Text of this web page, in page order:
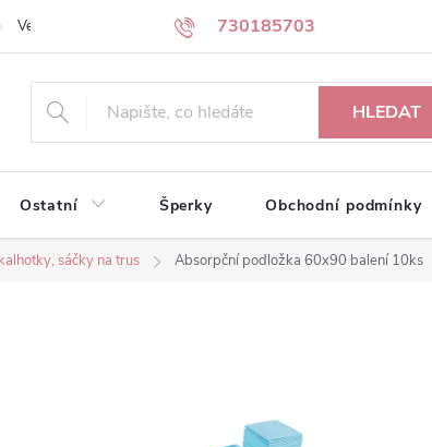
730185703
Velkoobchodní partneři Kontakty
HLEDAT
Ostatní Šperky Obchodní podmínky
sáčky na trus Absorpční podložka 60x90 balení 10ks